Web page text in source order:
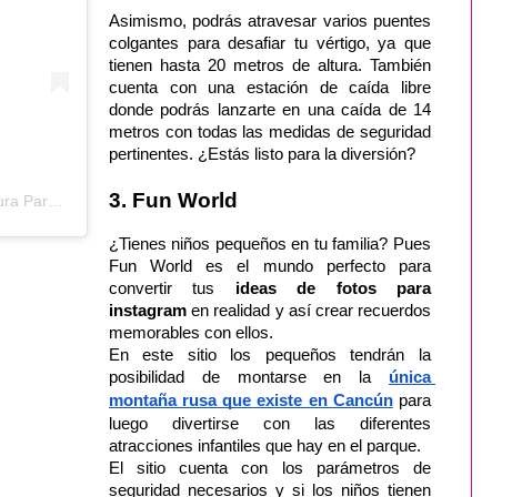
Una publicación compartida de Ventura Park (@venturaparkcancun)
Asimismo, podrás atravesar varios puentes
colgantes para desafiar tu vértigo, ya que
tienen hasta 20 metros de altura. También
cuenta con una estación de caída libre
donde podrás lanzarte en una caída de 14
metros con todas las medidas de seguridad
pertinentes. ¿Estás listo para la diversión?
3. Fun World
¿Tienes niños pequeños en tu familia? Pues
Fun World es el mundo perfecto para
convertir tus ideas de fotos para
instagram en realidad y así crear recuerdos
memorables con ellos.
En este sitio los pequeños tendrán la
posibilidad de montarse en la única
montaña rusa que existe en Cancún para
luego divertirse con las diferentes
atracciones infantiles que hay en el parque.
El sitio cuenta con los parámetros de
seguridad necesarios y si los niños tienen